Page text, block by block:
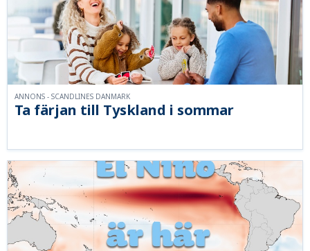
Ta färjan till Tyskland i sommar
ANNONS - SCANDLINES DANMARK